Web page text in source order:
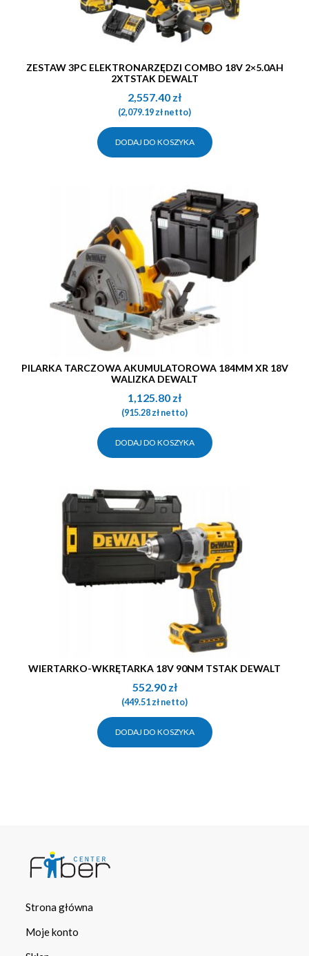
ZESTAW 3PC ELEKTRONARZĘDZI COMBO 18V 2×5.0AH
2XTSTAK DEWALT
2,557.40 zł
(2,079.19złnetto)
DODAJ DO KOSZYKA
PILARKA TARCZOWA AKUMULATOROWA 184MM XR 18V
WALIZKA DEWALT
1,125.80 zł
(915.28złnetto)
DODAJ DO KOSZYKA
WIERTARKO-WKRĘTARKA 18V 90NM TSTAK DEWALT
552.90 zł
(449.51złnetto)
DODAJ DO KOSZYKA
Strona główna
Moje konto